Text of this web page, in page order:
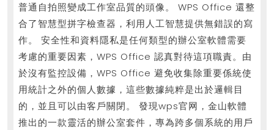
普通自拍照變成工作室品質的頭像。 WPS Office 還整
合了智慧型拼字檢查器，利用人工智慧提供無錯誤的寫
作。 安全性和資料隱私是任何類型的辦公室軟體需要
考慮的重要因素，WPS Office 認真對待這項職責。由
於沒有監控設備，WPS Office 避免收集除重要係統使
用統計之外的個人數據，這些數據純粹是出於邏輯目
的，並且可以由客戶關閉。 發現wps官网，金山軟體
推出的一款靈活的辦公室套件，專為跨多個系統的用戶